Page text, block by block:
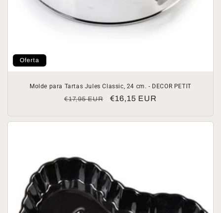
Oferta
Molde para Tartas Jules Classic, 24 cm. - DECOR PETIT
Precio
€17,95 EUR
Precio
oferta
€16,15 EUR